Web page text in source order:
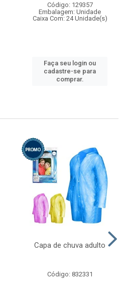
Código: 129357
Embalagem: Unidade
Caixa Com: 24 Unidade(s)
Faça seu login ou
cadastre-se para
comprar.
Capa de chuva adulto
Código: 832331